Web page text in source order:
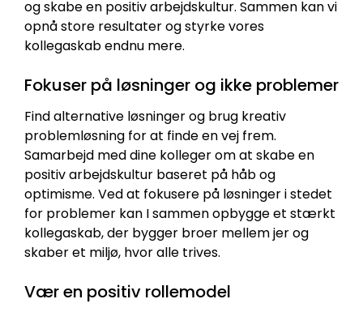
og skabe en positiv arbejdskultur. Sammen kan vi
opnå store resultater og styrke vores
kollegaskab endnu mere.
Fokuser på løsninger og ikke problemer
Find alternative løsninger og brug kreativ
problemløsning for at finde en vej frem.
Samarbejd med dine kolleger om at skabe en
positiv arbejdskultur baseret på håb og
optimisme. Ved at fokusere på løsninger i stedet
for problemer kan I sammen opbygge et stærkt
kollegaskab, der bygger broer mellem jer og
skaber et miljø, hvor alle trives.
Vær en positiv rollemodel